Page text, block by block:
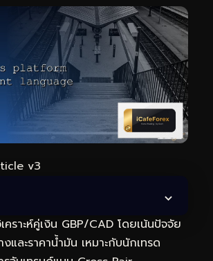
v3
ราะห์คู่เงิน GBP/CAD โดยเน้นปัจจัย
และราคาน้ำมัน เหมาะกับนักเทรด